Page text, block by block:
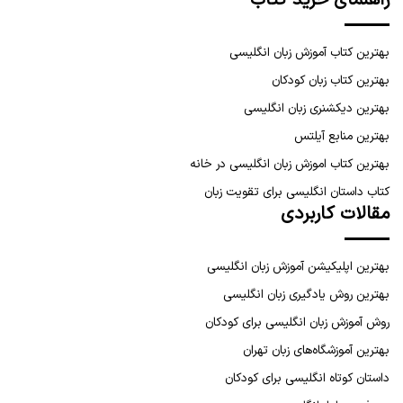
بهترین کتاب آموزش زبان انگلیسی
بهترین کتاب زبان کودکان
بهترین دیکشنری زبان انگلیسی
بهترین منابع آیلتس
بهترین کتاب اموزش زبان انگلیسی در خانه
کتاب داستان انگلیسی برای تقویت زبان
مقالات کاربردی
بهترین اپلیکیشن آموزش زبان انگلیسی
بهترین روش یادگیری زبان انگلیسی
روش آموزش زبان انگلیسی برای کودکان
بهترین آموزشگاه‌های زبان تهران
داستان کوتاه انگلیسی برای کودکان